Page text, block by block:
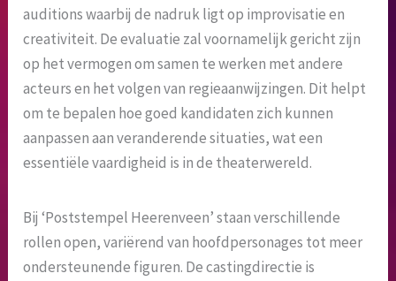
auditions waarbij de nadruk ligt op improvisatie en
creativiteit. De evaluatie zal voornamelijk gericht zijn
op het vermogen om samen te werken met andere
acteurs en het volgen van regieaanwijzingen. Dit helpt
om te bepalen hoe goed kandidaten zich kunnen
aanpassen aan veranderende situaties, wat een
essentiële vaardigheid is in de theaterwereld.
Bij ‘Poststempel Heerenveen’ staan verschillende
rollen open, variërend van hoofdpersonages tot meer
ondersteunende figuren. De castingdirectie is